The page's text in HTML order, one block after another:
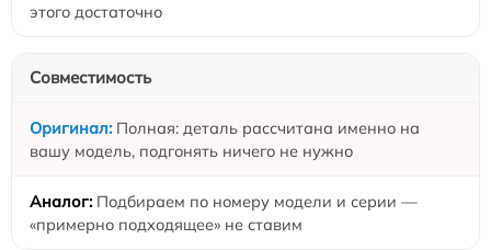
этого достаточно
Совместимость
Полная: деталь рассчитана именно на
вашу модель, подгонять ничего не нужно
Подбираем по номеру модели и серии —
«примерно подходящее» не ставим